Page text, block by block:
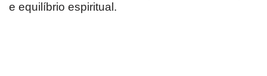
e equilíbrio espiritual.